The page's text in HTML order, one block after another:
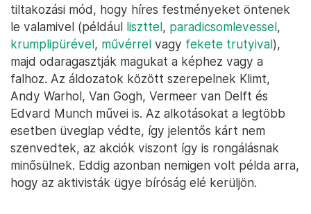
tiltakozási mód, hogy híres festményeket öntenek
le valamivel (például liszttel, paradicsomlevessel,
krumplipürével, művérrel vagy fekete trutyival),
majd odaragasztják magukat a képhez vagy a
falhoz. Az áldozatok között szerepelnek Klimt,
Andy Warhol, Van Gogh, Vermeer van Delft és
Edvard Munch művei is. Az alkotásokat a legtöbb
esetben üveglap védte, így jelentős kárt nem
szenvedtek, az akciók viszont így is rongálásnak
minősülnek. Eddig azonban nemigen volt példa arra,
hogy az aktivisták ügye bíróság elé kerüljön.